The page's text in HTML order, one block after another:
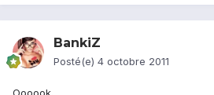
BankiZ
Posté(e) 4 octobre 2011